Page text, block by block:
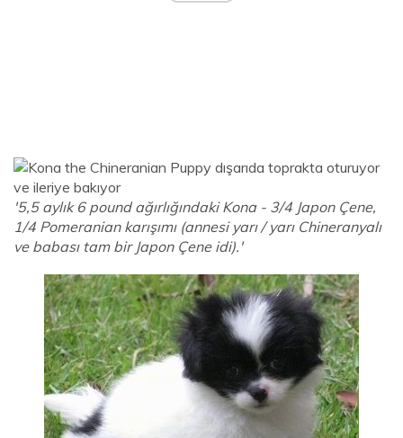
'5,5 aylık 6 pound ağırlığındaki Kona - 3/4 Japon Çene,
1/4 Pomeranian karışımı (annesi yarı / yarı Chineranyalı
ve babası tam bir Japon Çene idi).'